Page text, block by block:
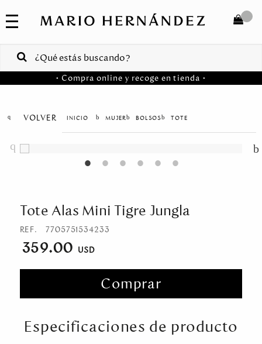
COLECCIONES
VENTAS
CORPORATIVAS COMPRAR
• Compra online y recoge en tienda •
VOLVER MUJER BOLSOS TOTE
Tote Alas Mini Tigre Jungla
REF. 7705751534233
359.00
Comprar
Especificaciones de producto